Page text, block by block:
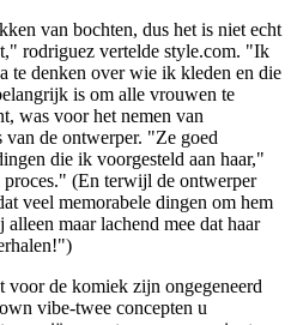
van bochten, dus het is niet echt
rodriguez vertelde style.com. "Ik
te denken over wie ik kleden en die
is om alle vrouwen te
was voor het nemen van
de ontwerper. "Ze goed
die ik voorgesteld aan haar,"
(En terwijl de ontwerper
veel memorabele dingen om hem
maar lachend mee dat haar
voor de komiek zijn ongegeneerd
vibe-twee concepten u